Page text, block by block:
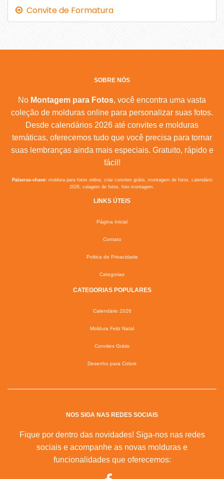
Convite de Formatura
SOBRE NÓS
No Montagem para Fotos, você encontra uma vasta
coleção de molduras online para personalizar suas fotos.
Desde calendários 2026 até convites e molduras
temáticas, oferecemos tudo que você precisa para tornar
suas lembranças ainda mais especiais. Gratuito, rápido e
fácil!
Palavras-chave:moldura para fotos online, criar convites grátis, montagem de fotos, calendário
2026, colagem de fotos, foto montagem.
LINKS ÚTEIS
Página Inicial
Contato
Poltica de Privacidade
Categorias
CATEGORIAS POPULARES
Calendário 2026
Moldura Feliz Natal
Convites Grátis
Desenho para Colorir
NOS SIGA NAS REDES SOCIAIS
Fique por dentro das novidades! Siga-nos nas redes
sociais e acompanhe as novas molduras e
funcionalidades que oferecemos: